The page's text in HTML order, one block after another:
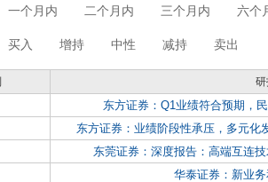
一个月内 二个月内 三个月内 六个
买入 增持 中性 减持 卖出
研
东方证券：Q1业绩符合预期，
东方证券：业绩阶段性承压，多元化
东莞证券：深度报告：高端互连
华泰证券：新业